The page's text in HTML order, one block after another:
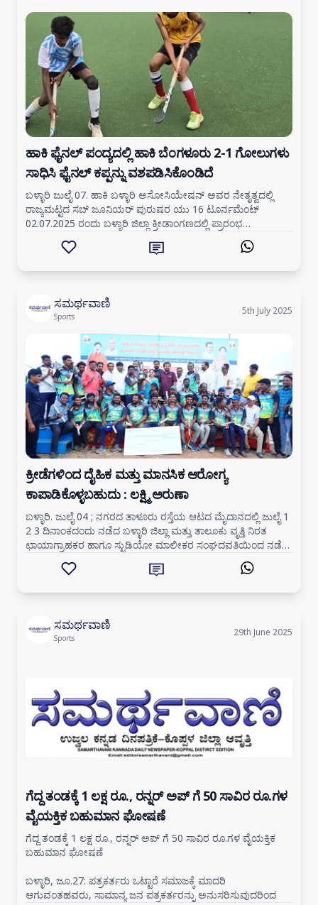
ಹಾಕಿ ಫೈನಲ್ ಪಂದ್ಯದಲ್ಲಿ ಹಾಕಿ ಬೆಂಗಳೂರು 2-1 ಗೋಲುಗಳು
ಸಾಧಿಸಿ ಫೈನಲ್ ಕಪ್ಪನ್ನು ವಶಪಡಿಸಿಕೊಂಡಿದೆ
ಬಳ್ಳಾರಿ ಜುಲೈ 07. ಹಾಕಿ ಬಳ್ಳಾರಿ ಅಸೋಸಿಯೇಷನ್ ಅವರ ನೇತೃತ್ವದಲ್ಲಿ
ರಾಜ್ಯಮಟ್ಟದ ಸಬ್ ಜೂನಿಯರ್ ಪುರುಷರ ಯು 16 ಟೂರ್ನಮೆಂಟ್
02.07.2025 ರಂದು ಬಳ್ಳಾರಿ ಜಿಲ್ಲಾ ಕ್ರೀಡಾಂಗಣದಲ್ಲಿ ಪ್ರಾರಂಭ
ಮಾಡಲಾಯಿತು. ದಿನಾಂಕ: 06.07.2025 ಭಾನುವಾರ
ಸಮರ್ಥವಾಣಿ
Sports 5th July 2025
ಕ್ರೀಡೆಗಳಿಂದ ದೈಹಿಕ ಮತ್ತು ಮಾನಸಿಕ ಆರೋಗ್ಯ
ಕಾಪಾಡಿಕೊಳ್ಳಬಹುದು : ಲಕ್ಷ್ಮಿ ಅರುಣಾ
ಬಳ್ಳಾರಿ. ಜುಲೈ 04 ; ನಗರದ ತಾಳೂರು ರಸ್ತೆಯ ಆಟದ ಮೈದಾನದಲ್ಲಿ ಜುಲೈ 1
2 3 ದಿನಾಂಕದಂದು ನಡೆದ ಬಳ್ಳಾರಿ ಜಿಲ್ಲಾ ಮತ್ತು ತಾಲೂಕು ವೃತ್ತಿ ನಿರತ
ಛಾಯಾಗ್ರಾಹಕರ ಹಾಗೂ ಸ್ಟುಡಿಯೋ ಮಾಲೀಕರ ಸಂಘದವತಿಯಿಂದ ನಡೆದ
11ನೇ ವರ್ಷದ ಕ್ರಿಕೆಟ್ ಟೂರ್ನ
ಸಮರ್ಥವಾಣಿ
Sports 29th June 2025
ಗೆದ್ದ ತಂಡಕ್ಕೆ 1 ಲಕ್ಷ ರೂ., ರನ್ನರ್ ಅಪ್ ಗೆ 50 ಸಾವಿರ ರೂ.ಗಳ
ವೈಯಕ್ತಿಕ ಬಹುಮಾನ ಘೋಷಣೆ
ಗೆದ್ದ ತಂಡಕ್ಕೆ 1 ಲಕ್ಷ ರೂ., ರನ್ನರ್ ಅಪ್ ಗೆ 50 ಸಾವಿರ ರೂ.ಗಳ ವೈಯಕ್ತಿಕ
ಬಹುಮಾನ ಘೋಷಣೆ
ಬಳ್ಳಾರಿ, ಜೂ.27: ಪತ್ರಕರ್ತರು ಒಟ್ಟಾರೆ ಸಮಾಜಕ್ಕೆ ಮಾದರಿ
ಆಗುವಂತಹವರು, ಸಾಮಾನ್ಯ ಜನ ಪತ್ರಕರ್ತರನ್ನು ಅನುಸರಿಸುವುದರಿಂದ